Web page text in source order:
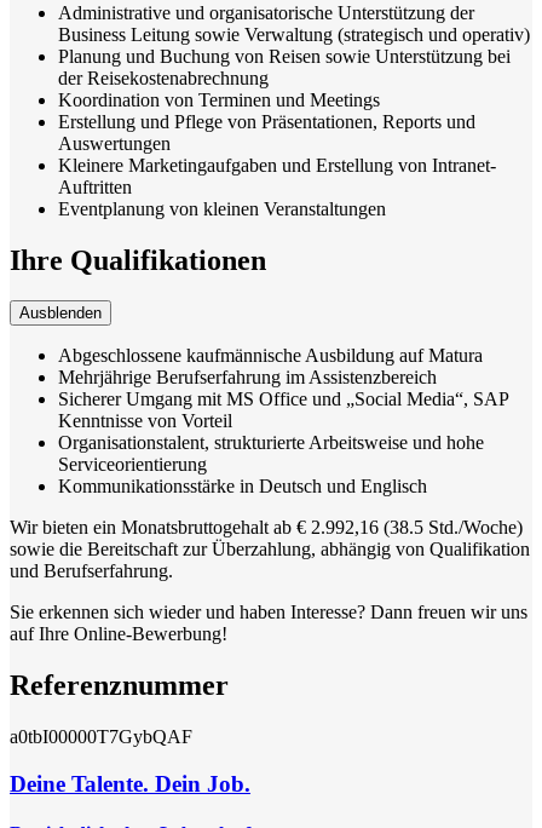
Administrative und organisatorische Unterstützung der
Business Leitung sowie Verwaltung (strategisch und operativ)
Planung und Buchung von Reisen sowie Unterstützung bei
der Reisekostenabrechnung
Koordination von Terminen und Meetings
Erstellung und Pflege von Präsentationen, Reports und
Auswertungen
Kleinere Marketingaufgaben und Erstellung von Intranet-
Auftritten
Eventplanung von kleinen Veranstaltungen
Ihre Qualifikationen
Ausblenden
Abgeschlossene kaufmännische Ausbildung auf Matura
Mehrjährige Berufserfahrung im Assistenzbereich
Sicherer Umgang mit MS Office und „Social Media“, SAP
Kenntnisse von Vorteil
Organisationstalent, strukturierte Arbeitsweise und hohe
Serviceorientierung
Kommunikationsstärke in Deutsch und Englisch
Wir bieten ein Monatsbruttogehalt ab € 2.992,16 (38.5 Std./Woche)
sowie die Bereitschaft zur Überzahlung, abhängig von Qualifikation
und Berufserfahrung.
Sie erkennen sich wieder und haben Interesse? Dann freuen wir uns
auf Ihre Online-Bewerbung!
Referenznummer
a0tbI00000T7GybQAF
Deine Talente. Dein Job.